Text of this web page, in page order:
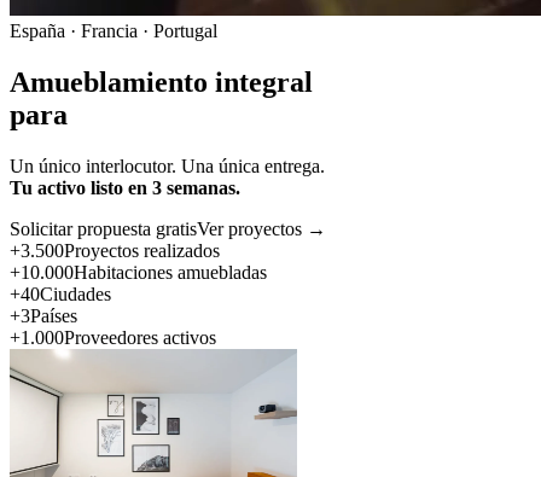
España · Francia · Portugal
Amueblamiento integral
para
Un único interlocutor. Una única entrega.
Tu activo listo en 3 semanas.
Solicitar propuesta gratisVer proyectos →
+3.500Proyectos realizados
+10.000Habitaciones amuebladas
+40Ciudades
+3Países
+1.000Proveedores activos